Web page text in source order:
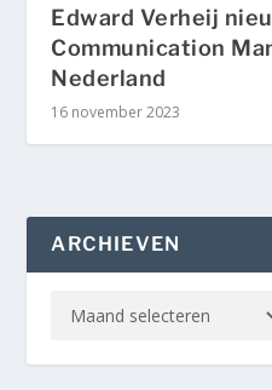
Edward Verheij
Communication
Nederland
16 november 2023
ARCHIEVEN